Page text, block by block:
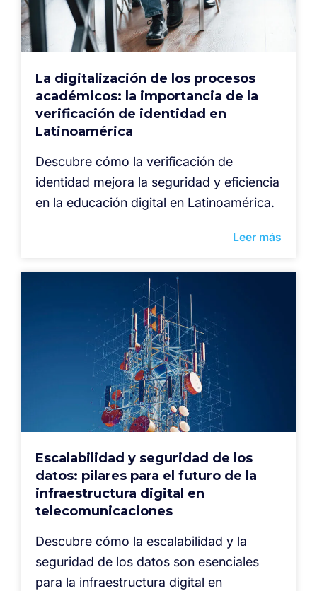
La digitalización de los procesos
académicos: la importancia de la
verificación de identidad en
Latinoamérica
Descubre cómo la verificación de
identidad mejora la seguridad y eficiencia
en la educación digital en Latinoamérica.
Leer más
Escalabilidad y seguridad de los
datos: pilares para el futuro de la
infraestructura digital en
telecomunicaciones
Descubre cómo la escalabilidad y la
seguridad de los datos son esenciales
para la infraestructura digital en